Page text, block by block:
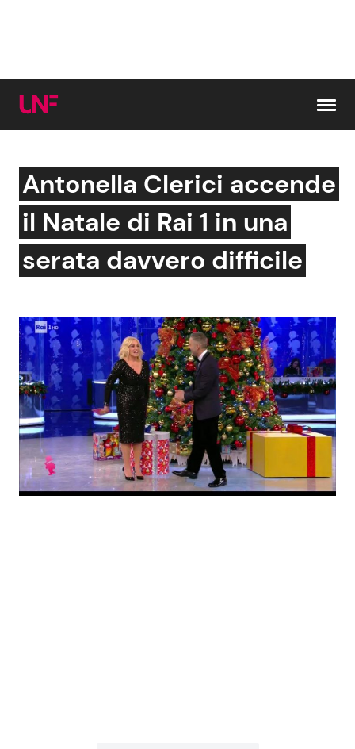
Cerca:
News e Cronaca
Attualità Italiana
Dal Mondo
Economia
Persone Scomparse
Politica
Gossip e TV
Bellezze VIP
Coppie VIP
Fiction e Serie TV
Programmi TV
Reality e Talent
Antonella Clerici accende
il Natale di Rai 1 in una
serata davvero difficile